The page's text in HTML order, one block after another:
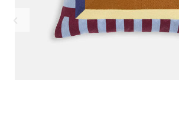
Previous